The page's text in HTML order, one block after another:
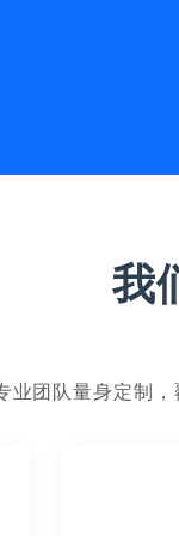
我
业团队量身定制